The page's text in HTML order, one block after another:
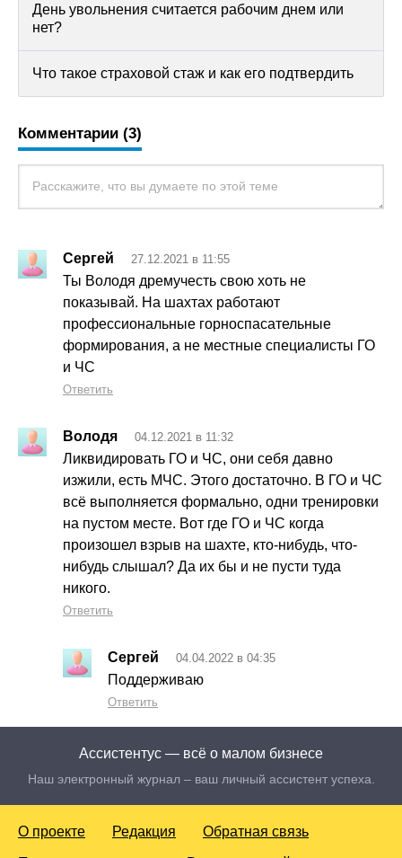
День увольнения считается рабочим днем или
нет?
Что такое страховой стаж и как его подтвердить
Комментарии (3)
Сергей 27.12.2021 в 11:55
Ты Володя дремучесть свою хоть не
показывай. На шахтах работают
профессиональные горноспасательные
формирования, а не местные специалисты ГО
и ЧС
Ответить
Володя 04.12.2021 в 11:32
Ликвидировать ГО и ЧС, они себя давно
изжили, есть МЧС. Этого достаточно. В ГО и ЧС
всё выполняется формально, одни тренировки
на пустом месте. Вот где ГО и ЧС когда
произошел взрыв на шахте, кто-нибудь, что-
нибудь слышал? Да их бы и не пусти туда
никого.
Ответить
Сергей 04.04.2022 в 04:35
Поддерживаю
Ответить
Ассистентус — всё о малом бизнесе
Наш электронный журнал – ваш личный ассистент успеха.
О проекте Редакция Обратная связь